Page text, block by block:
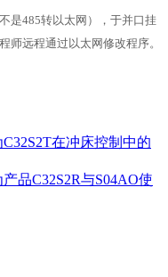
是485转以太网），于并口挂
师远程通过以太网修改程序。
在冲床控制中的
品C32S2R与S04AO使